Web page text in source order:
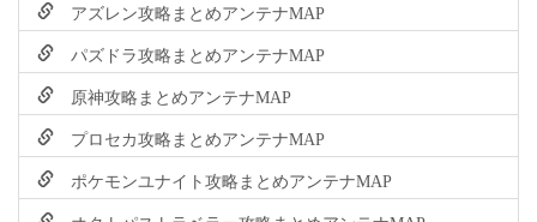
アズレン攻略まとめアンテナMAP
パズドラ攻略まとめアンテナMAP
原神攻略まとめアンテナMAP
プロセカ攻略まとめアンテナMAP
ポケモンユナイト攻略まとめアンテナMAP